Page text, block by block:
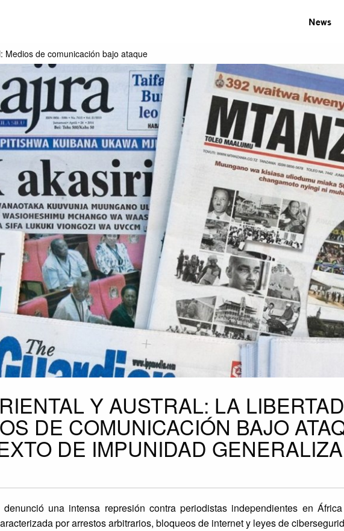
News
Medios de comunicación bajo ataque
Y AUSTRAL: LA
DE COMUNICACIÓN BAJO
DE IMPUNIDAD
denunció una intensa represión contra periodistas independientes en
por arrestos arbitrarios, bloqueos de internet y leyes de